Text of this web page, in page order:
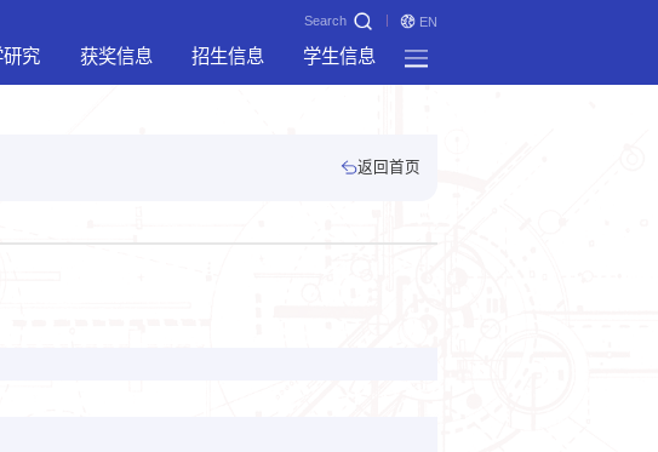
Search EN
研究 获奖信息 招生信息 学生信息
返回首页